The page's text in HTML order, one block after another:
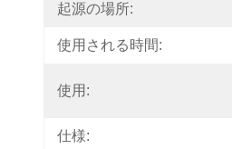
起源の場所:
使用される時間:
使用:
仕様: